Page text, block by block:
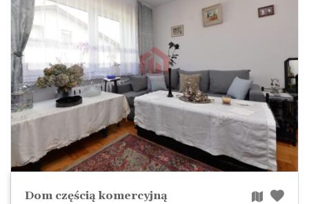
Dom częścią komercyjną